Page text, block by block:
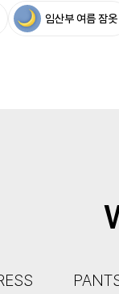
임산부 여름 잠옷